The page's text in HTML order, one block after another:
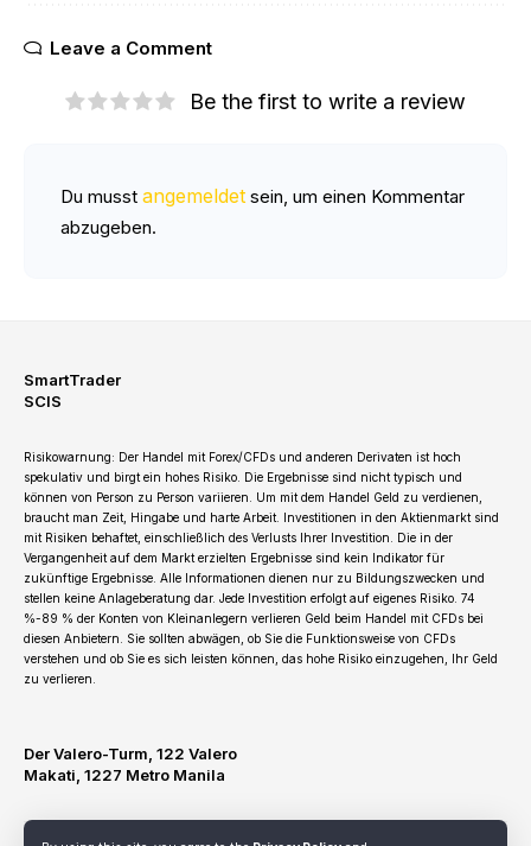
Leave a Comment
Be the first to write a review
Du musst angemeldet sein, um einen Kommentar
abzugeben.
SmartTrader
SCIS
Risikowarnung: Der Handel mit Forex/CFDs und anderen Derivaten ist hoch
spekulativ und birgt ein hohes Risiko. Die Ergebnisse sind nicht typisch und
können von Person zu Person variieren. Um mit dem Handel Geld zu verdienen,
braucht man Zeit, Hingabe und harte Arbeit. Investitionen in den Aktienmarkt sind
mit Risiken behaftet, einschließlich des Verlusts Ihrer Investition. Die in der
Vergangenheit auf dem Markt erzielten Ergebnisse sind kein Indikator für
zukünftige Ergebnisse. Alle Informationen dienen nur zu Bildungszwecken und
stellen keine Anlageberatung dar. Jede Investition erfolgt auf eigenes Risiko. 74
%-89 % der Konten von Kleinanlegern verlieren Geld beim Handel mit CFDs bei
diesen Anbietern. Sie sollten abwägen, ob Sie die Funktionsweise von CFDs
verstehen und ob Sie es sich leisten können, das hohe Risiko einzugehen, Ihr Geld
zu verlieren.
Der Valero-Turm, 122 Valero
Makati, 1227 Metro Manila